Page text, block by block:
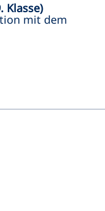
Klasse)
mit dem